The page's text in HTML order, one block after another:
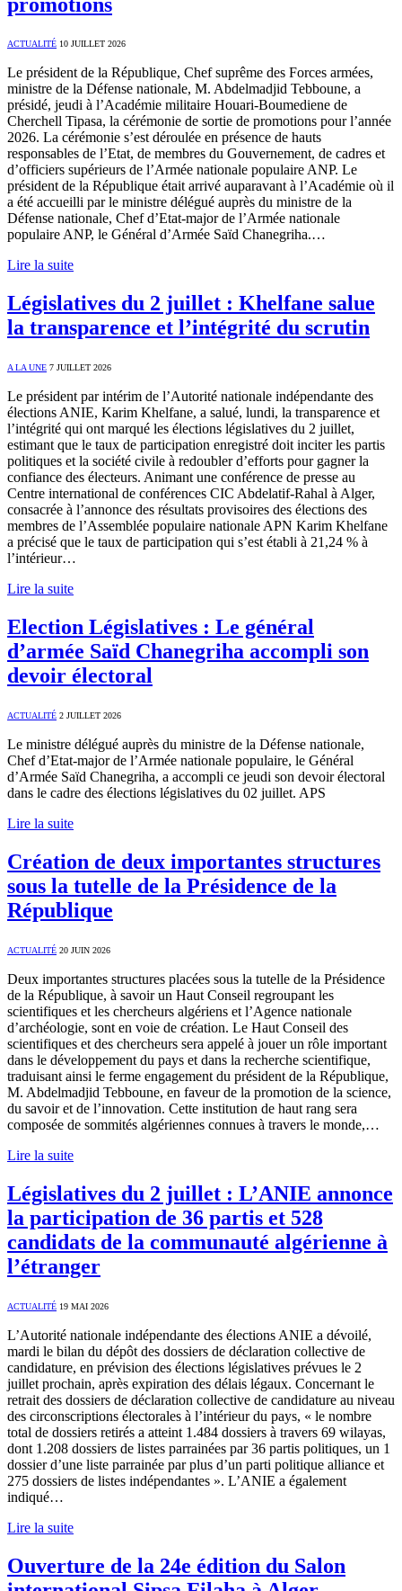
ACTUALITÉ 10 JUILLET 2026
Le président de la République, Chef suprême des Forces armées,
ministre de la Défense nationale, M. Abdelmadjid Tebboune, a
présidé, jeudi à l’Académie militaire Houari-Boumediene de
Cherchell Tipasa, la cérémonie de sortie de promotions pour l’année
2026. La cérémonie s’est déroulée en présence de hauts
responsables de l’Etat, de membres du Gouvernement, de cadres et
d’officiers supérieurs de l’Armée nationale populaire ANP. Le
président de la République était arrivé auparavant à l’Académie où il
a été accueilli par le ministre délégué auprès du ministre de la
Défense nationale, Chef d’Etat-major de l’Armée nationale
populaire ANP, le Général d’Armée Saïd Chanegriha.…
Lire la suite
Législatives du 2 juillet : Khelfane salue
la transparence et l’intégrité du scrutin
A LA UNE 7 JUILLET 2026
Le président par intérim de l’Autorité nationale indépendante des
élections ANIE, Karim Khelfane, a salué, lundi, la transparence et
l’intégrité qui ont marqué les élections législatives du 2 juillet,
estimant que le taux de participation enregistré doit inciter les partis
politiques et la société civile à redoubler d’efforts pour gagner la
confiance des électeurs. Animant une conférence de presse au
Centre international de conférences CIC Abdelatif-Rahal à Alger,
consacrée à l’annonce des résultats provisoires des élections des
membres de l’Assemblée populaire nationale APN Karim Khelfane
a précisé que le taux de participation qui s’est établi à 21,24 % à
l’intérieur…
Lire la suite
Election Législatives : Le général
d’armée Saïd Chanegriha accompli son
devoir électoral
ACTUALITÉ 2 JUILLET 2026
Le ministre délégué auprès du ministre de la Défense nationale,
Chef d’Etat-major de l’Armée nationale populaire, le Général
d’Armée Saïd Chanegriha, a accompli ce jeudi son devoir électoral
dans le cadre des élections législatives du 02 juillet. APS
Lire la suite
Création de deux importantes structures
sous la tutelle de la Présidence de la
République
ACTUALITÉ 20 JUIN 2026
Deux importantes structures placées sous la tutelle de la Présidence
de la République, à savoir un Haut Conseil regroupant les
scientifiques et les chercheurs algériens et l’Agence nationale
d’archéologie, sont en voie de création. Le Haut Conseil des
scientifiques et des chercheurs sera appelé à jouer un rôle important
dans le développement du pays et dans la recherche scientifique,
traduisant ainsi le ferme engagement du président de la République,
M. Abdelmadjid Tebboune, en faveur de la promotion de la science,
du savoir et de l’innovation. Cette institution de haut rang sera
composée de sommités algériennes connues à travers le monde,…
Lire la suite
Législatives du 2 juillet : L’ANIE annonce
la participation de 36 partis et 528
candidats de la communauté algérienne à
l’étranger
ACTUALITÉ 19 MAI 2026
L’Autorité nationale indépendante des élections ANIE a dévoilé,
mardi le bilan du dépôt des dossiers de déclaration collective de
candidature, en prévision des élections législatives prévues le 2
juillet prochain, après expiration des délais légaux. Concernant le
retrait des dossiers de déclaration collective de candidature au niveau
des circonscriptions électorales à l’intérieur du pays, « le nombre
total de dossiers retirés a atteint 1.484 dossiers à travers 69 wilayas,
dont 1.208 dossiers de listes parrainées par 36 partis politiques, un 1
dossier d’une liste parrainée par plus d’un parti politique alliance et
275 dossiers de listes indépendantes ». L’ANIE a également
indiqué…
Lire la suite
Ouverture de la 24e édition du Salon